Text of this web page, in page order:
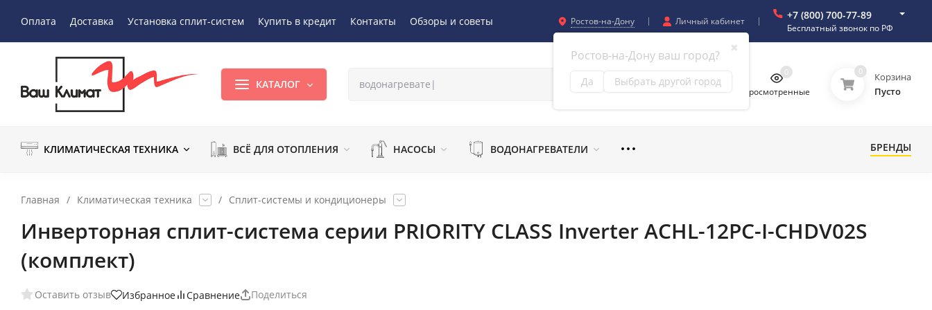
Оплата Доставка Установка сплит-систем Купить в кредит Контакты Обзоры и советы Ростов-на-Дону
✖
Ростов-на-Дону ваш город?
Да Выбрать другой город
Личный кабинет +7 (800) 700-77-89
Бесплатный звонок по РФ
КАТАЛОГ
Просмотренные
0 0
Корзина
Пусто
КЛИМАТИЧЕСКАЯ ТЕХНИКА ВСЁ ДЛЯ ОТОПЛЕНИЯ НАСОСЫ ВОДОНАГРЕВАТЕЛИ БРЕНДЫ
Главная / Климатическая техника / Сплит-системы и кондиционеры
Инверторная сплит-система серии PRIORITY CLASS Inverter ACHL-12PC-I-CHDV02S
(комплект)
Оставить отзыв Избранное Сравнение Поделиться